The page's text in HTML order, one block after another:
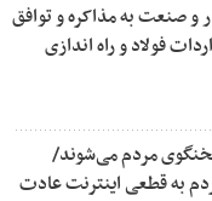
و صنعت به مذاکره و توافق
فولاد و راه اندازی
مردم می‌شوند/
به قطعی اینترنت عادت